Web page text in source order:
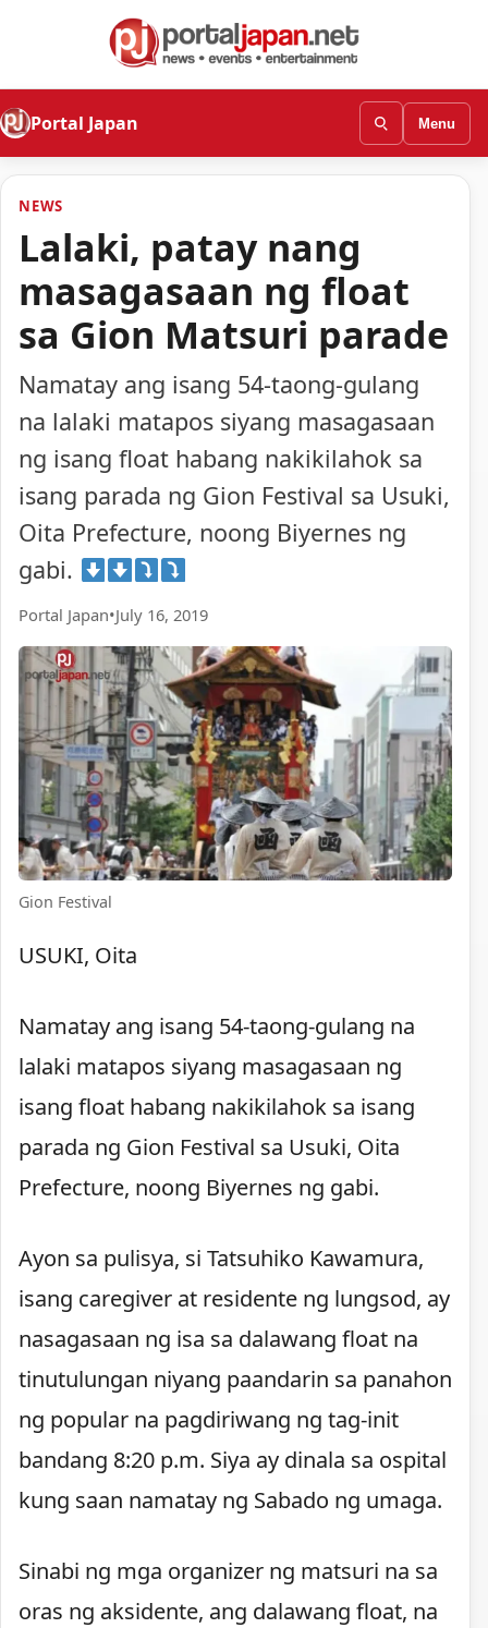
Portal Japan Menu
NEWS
Lalaki, patay nang
masagasaan ng float
sa Gion Matsuri parade
Namatay ang isang 54-taong-gulang
na lalaki matapos siyang masagasaan
ng isang float habang nakikilahok sa
isang parada ng Gion Festival sa Usuki,
Oita Prefecture, noong Biyernes ng
gabi.
Portal Japan•July 16, 2019
Gion Festival
USUKI, Oita
Namatay ang isang 54-taong-gulang na
lalaki matapos siyang masagasaan ng
isang float habang nakikilahok sa isang
parada ng Gion Festival sa Usuki, Oita
Prefecture, noong Biyernes ng gabi.
Ayon sa pulisya, si Tatsuhiko Kawamura,
isang caregiver at residente ng lungsod, ay
nasagasaan ng isa sa dalawang float na
tinutulungan niyang paandarin sa panahon
ng popular na pagdiriwang ng tag-init
bandang 8:20 p.m. Siya ay dinala sa ospital
kung saan namatay ng Sabado ng umaga.
Sinabi ng mga organizer ng matsuri na sa
oras ng aksidente, ang dalawang float, na